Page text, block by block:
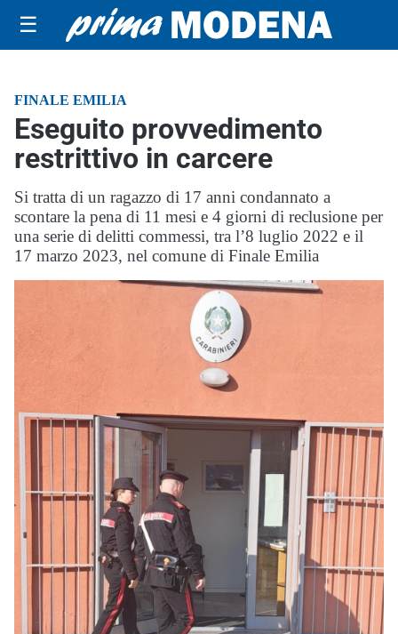
☰
FINALE EMILIA
Eseguito provvedimento
restrittivo in carcere
Si tratta di un ragazzo di 17 anni condannato a
scontare la pena di 11 mesi e 4 giorni di reclusione per
una serie di delitti commessi, tra l’8 luglio 2022 e il
17 marzo 2023, nel comune di Finale Emilia